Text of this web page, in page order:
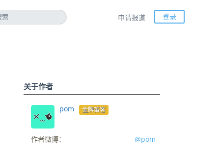
申请报道 登录
关于作者
pom 金牌笛客
作者微博： @pom